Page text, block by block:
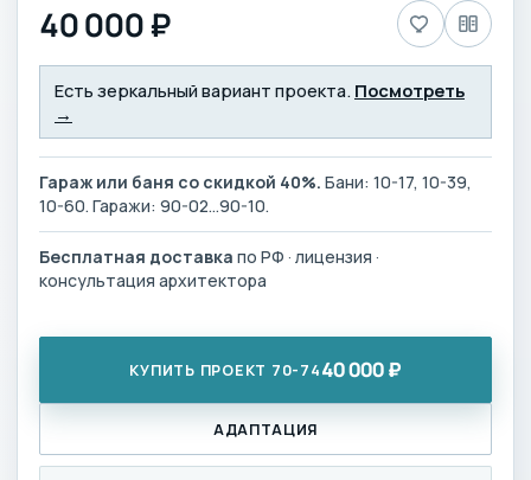
40 000 ₽
Есть зеркальный вариант проекта. Посмотреть
→
Гараж или баня со скидкой 40%. Бани: 10-17, 10-39,
10-60. Гаражи: 90-02…90-10.
Бесплатная доставка по РФ · лицензия ·
консультация архитектора
КУПИТЬ ПРОЕКТ 70-7440 000 ₽
АДАПТАЦИЯ